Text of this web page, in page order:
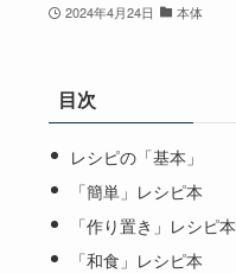
2024年4月24日 本体
目次
レシピの「基本」
「簡単」レシピ本
「作り置き」レシピ本
「和食」レシピ本